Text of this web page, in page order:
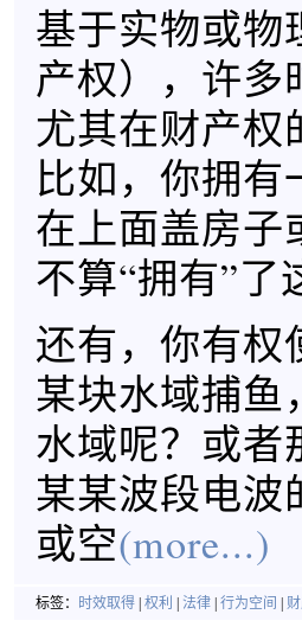
基于实物或物
产权），许多
尤其在财产权
比如，你拥
在上面盖房子
不算“拥有”了
还有，你有权
某块水域捕鱼
水域呢？或者
某某波段电波
或空(more...)
标签： 时效取得 权利 法律 行为空间